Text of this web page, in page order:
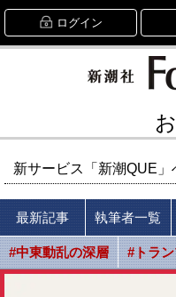
ログイン
新サービス「新潮QUE」
最新記事 執筆者一覧
#中東動乱の深層 #トラ